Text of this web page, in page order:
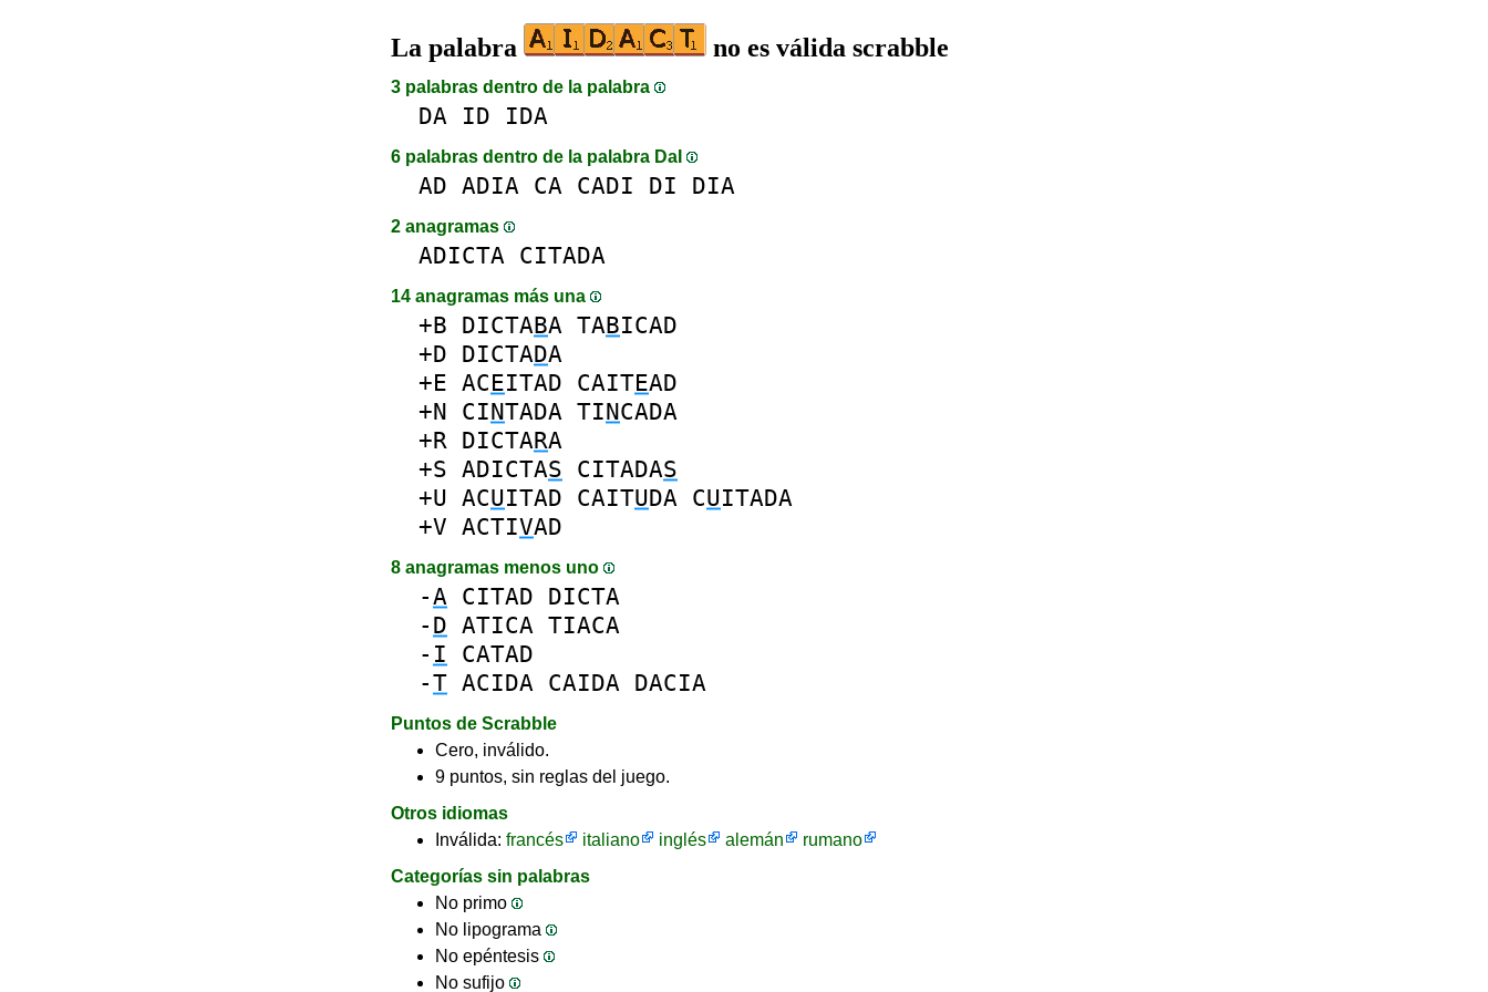
La palabra no es válida scrabble
3 palabras dentro de la palabra
DA ID IDA
6 palabras dentro de la palabra DaI
AD ADIA CA CADI DI DIA
2 anagramas
ADICTA CITADA
14 anagramas más una
+B DICTABA TABICAD
+D DICTADA
+E ACEITAD CAITEAD
+N CINTADA TINCADA
+R DICTARA
+S ADICTAS CITADAS
+U ACUITAD CAITUDA CUITADA
+V ACTIVAD
8 anagramas menos uno
-A CITAD DICTA
- D ATICA TIACA
- I
CATAD
-T ACIDA CAIDA DACIA
Puntos de Scrabble
Cero, inválido.
9 puntos, sin reglas del juego.
Otros idiomas
Inválida: francés italiano inglés alemán
rumano
Categorías sin palabras
No primo
No lipograma
No epéntesis
No sufijo